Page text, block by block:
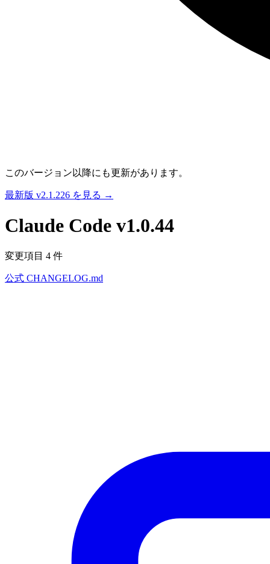
このバージョン以降にも更新があります。
最新版 v2.1.226 を見る →
Claude Code v1.0.44
変更項目 4 件
公式 CHANGELOG.md